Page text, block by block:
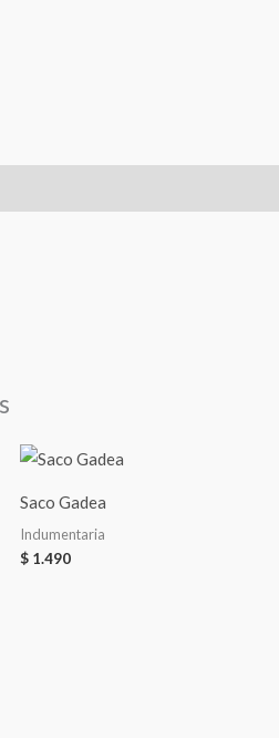
Saco Gadea
Indumentaria
$1.490